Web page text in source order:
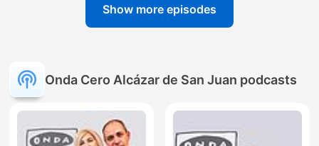
Show more episodes
Onda Cero Alcázar de San Juan podcasts